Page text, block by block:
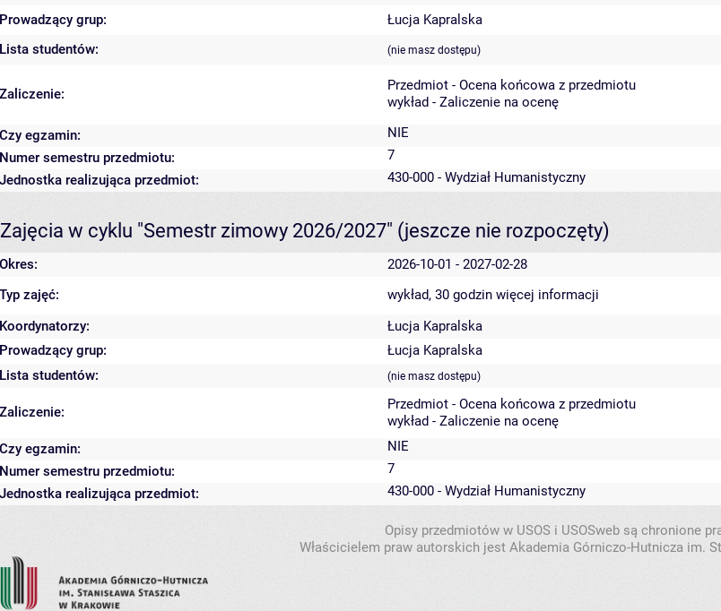
Prowadzący grup:
Łucja Kapralska
Lista studentów:
(nie masz dostępu)
Zaliczenie:
Przedmiot - Ocena końcowa z przedmiotu
wykład - Zaliczenie na ocenę
Czy egzamin:
NIE
Numer semestru przedmiotu:
7
Jednostka realizująca przedmiot:
430-000 - Wydział Humanistyczny
Zajęcia w cyklu "Semestr zimowy 2026/2027" (jeszcze nie rozpoczęty)
Okres: 2026-10-01 - 2027-02-28
Typ zajęć: wykład, 30 godzin więcej informacji
Koordynatorzy:
Łucja Kapralska
Prowadzący grup:
Łucja Kapralska
Lista studentów:
(nie masz dostępu)
Zaliczenie:
Przedmiot - Ocena końcowa z przedmiotu
wykład - Zaliczenie na ocenę
Czy egzamin:
NIE
Numer semestru przedmiotu:
7
Jednostka realizująca przedmiot:
430-000 - Wydział Humanistyczny
Opisy przedmiotów w USOS i USOSweb są chronione
Właścicielem praw autorskich jest Akademia Górniczo-Hutnicza im.